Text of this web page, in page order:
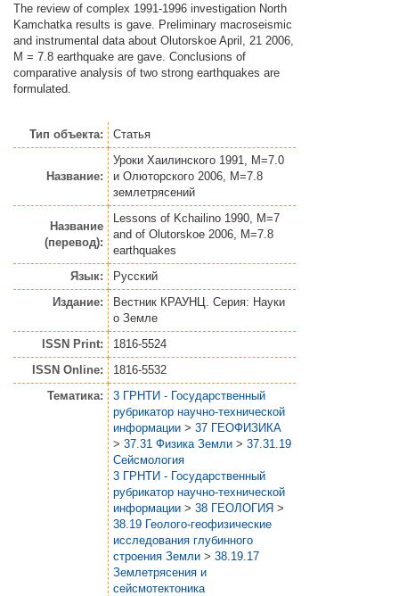
The review of complex 1991-1996 investigation North
Kamchatka results is gave. Preliminary macroseismic
and instrumental data about Olutorskoe April, 21 2006,
M = 7.8 earthquake are gave. Conclusions of
comparative analysis of two strong earthquakes are
formulated.
Тип объекта: Статья
Название:
Уроки Хаилинского 1991, М=7.0
и Олюторского 2006, М=7.8
землетрясений
Название
(перевод):
Lessons of Kchailino 1990, M=7
and of Olutorskoe 2006, M=7.8
earthquakes
Язык:
Русский
Издание:
Вестник КРАУНЦ. Серия: Науки
о Земле
ISSN Print:
1816-5524
ISSN Online:
1816-5532
Тематика:
3 ГРНТИ - Государственный
рубрикатор научно-технической
информации > 37 ГЕОФИЗИКА
> 37.31 Физика Земли > 37.31.19
Сейсмология
3 ГРНТИ - Государственный
рубрикатор научно-технической
информации > 38 ГЕОЛОГИЯ >
38.19 Геолого-геофизические
исследования глубинного
строения Земли > 38.19.17
Землетрясения и
сейсмотектоника